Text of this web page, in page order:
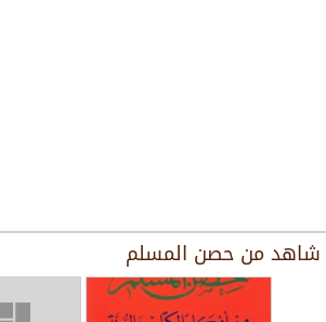
شاهد من حصن المسلم